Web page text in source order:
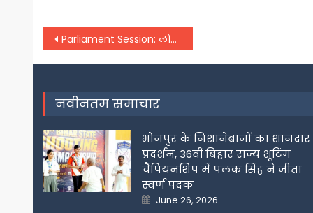
Post
navigation
Parliament Session: लोकसभा की कार्यवाही सोमवार तक स्थगित, राज्यसभा में NDA सांसद ने ही उठाए NEET पर सवाल
नवीनतम समाचार
भोजपुर के निशानेबाजों का शानदार
प्रदर्शन, 36वीं बिहार राज्य शूटिंग
चैंपियनशिप में पलक सिंह ने जीता
स्वर्ण पदक
Posted
on
June 26, 2026